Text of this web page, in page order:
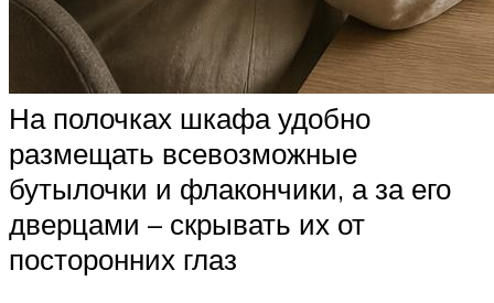
На полочках шкафа удобно
размещать всевозможные
бутылочки и флакончики, а за его
дверцами – скрывать их от
посторонних глаз